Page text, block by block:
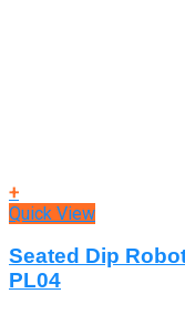
+
Quick View
Seated Dip
PL04